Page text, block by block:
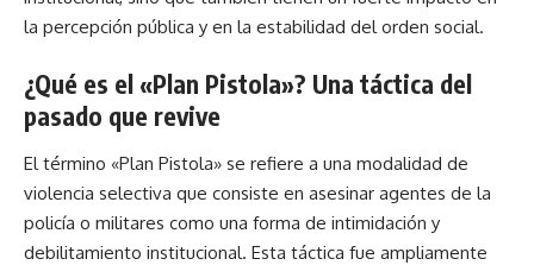
la percepción pública y en la estabilidad del orden social.
¿Qué es el «Plan Pistola»? Una táctica del
pasado que revive
El término «Plan Pistola» se refiere a una modalidad de
violencia selectiva que consiste en asesinar agentes de la
policía o militares como una forma de intimidación y
debilitamiento institucional. Esta táctica fue ampliamente